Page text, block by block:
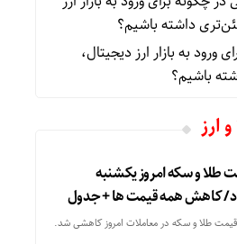
داشته باشیم؟
ورود به بازار ارز دیجیتال،
باشیم؟
ارز
طلا و سکه امروز یکشنبه
قیمت طلا و سکه در معاملات امروز کاهشی شد.